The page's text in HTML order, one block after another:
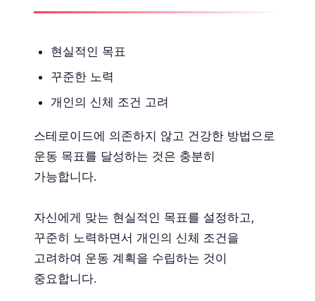
현실적인 목표
꾸준한 노력
개인의 신체 조건 고려
스테로이드에 의존하지 않고 건강한 방법으로
운동 목표를 달성하는 것은 충분히
가능합니다.
자신에게 맞는 현실적인 목표를 설정하고,
꾸준히 노력하면서 개인의 신체 조건을
고려하여 운동 계획을 수립하는 것이
중요합니다.